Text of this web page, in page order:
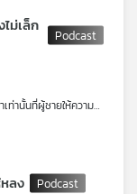
างเพศของผู้ชายและผู้
น เช่น ระบบกล้ามเนื้อ
นัง เช่น หน้าแดง ตัว
างเพศแตกต่างกันออก
ยนแปลงอะไรบ้างเมื่อมี
สุดยอด รายการ โรง
ม่เล็ก
ท่านั้นที่ผู้ชายให้ความ
ลายคนยังสงสัยหรือ
ง
งที่ถึงจุดสุดยอดไม่ว่าจะ
ริมาณและการพุ่งของ
ลง